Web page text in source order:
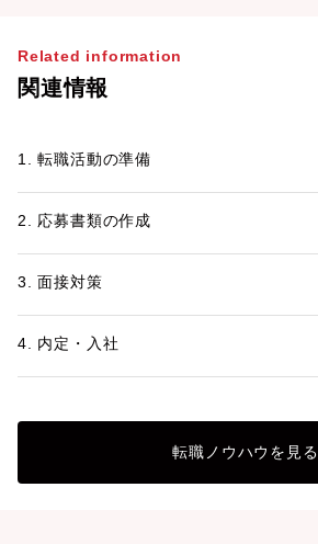
Related information
関連情報
1. 転職活動の準備
2. 応募書類の作成
3. 面接対策
4. 内定・入社
転職ノウハウを見る